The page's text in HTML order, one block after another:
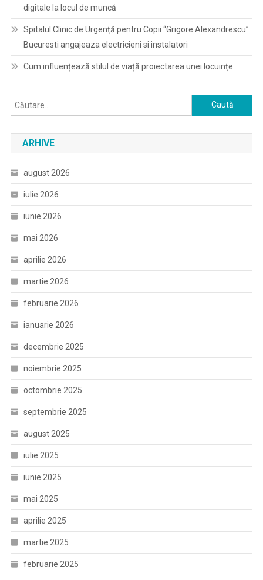
digitale la locul de muncă
Spitalul Clinic de Urgență pentru Copii “Grigore Alexandrescu”
Bucuresti angajeaza electricieni si instalatori
Cum influențează stilul de viață proiectarea unei locuințe
Caută
după:
ARHIVE
august 2026
iulie 2026
iunie 2026
mai 2026
aprilie 2026
martie 2026
februarie 2026
ianuarie 2026
decembrie 2025
noiembrie 2025
octombrie 2025
septembrie 2025
august 2025
iulie 2025
iunie 2025
mai 2025
aprilie 2025
martie 2025
februarie 2025